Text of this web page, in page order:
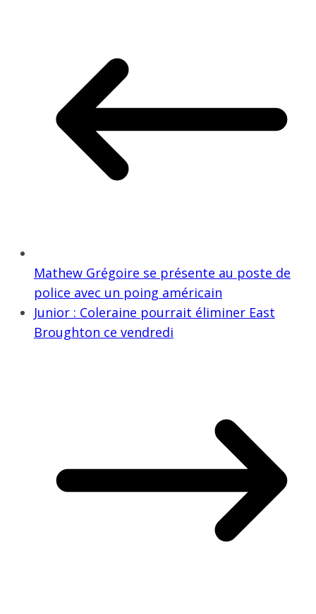
Mathew Grégoire se présente au poste de
police avec un poing américain
Junior : Coleraine pourrait éliminer East
Broughton ce vendredi